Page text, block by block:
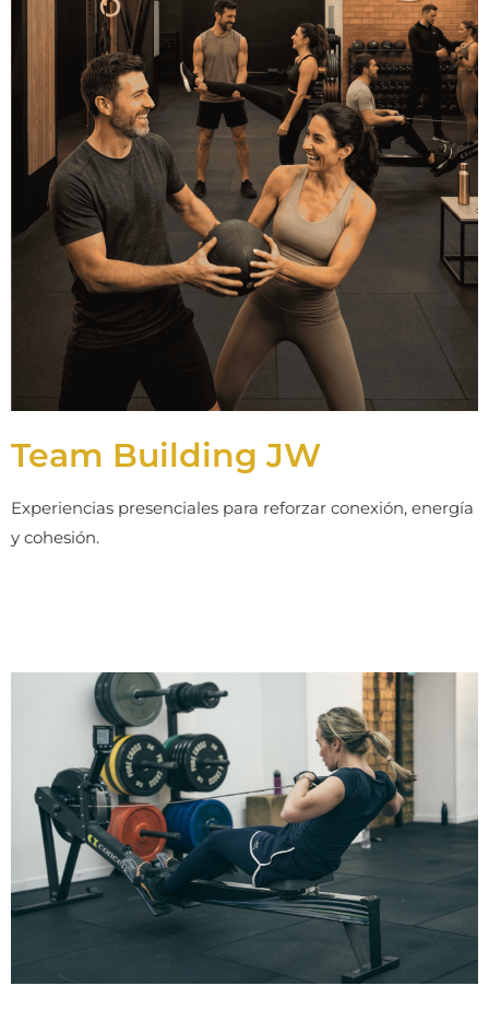
Team Building JW
Experiencias presenciales para reforzar conexión, energía
y cohesión.